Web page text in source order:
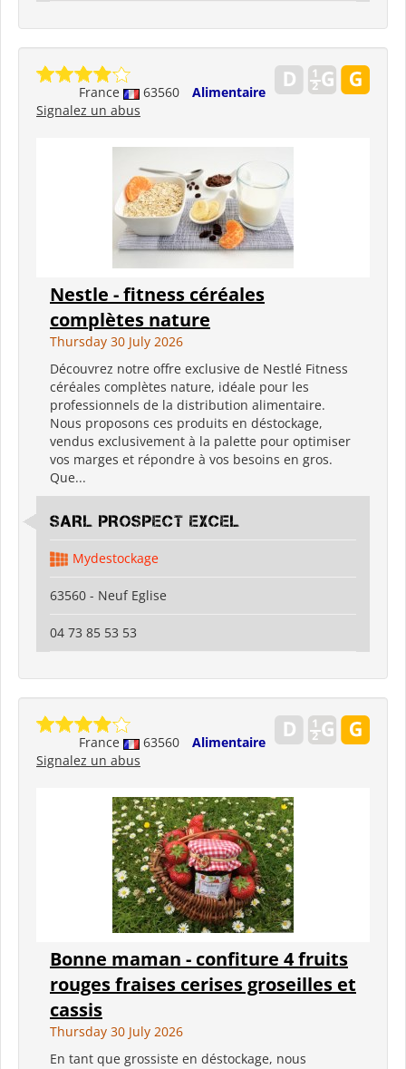
France 63560
Alimentaire
Signalez un abus
Nestle - fitness céréales
complètes nature
Thursday 30 July 2026
Découvrez notre offre exclusive de Nestlé Fitness
céréales complètes nature, idéale pour les
professionnels de la distribution alimentaire.
Nous proposons ces produits en déstockage,
vendus exclusivement à la palette pour optimiser
vos marges et répondre à vos besoins en gros.
Que...
SARL PROSPECT EXCEL
Mydestockage
63560 - Neuf Eglise
04 73 85 53 53
France 63560
Alimentaire
Signalez un abus
Bonne maman - confiture 4 fruits
rouges fraises cerises groseilles et
cassis
Thursday 30 July 2026
En tant que grossiste en déstockage, nous